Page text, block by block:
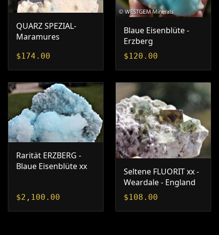
QUARZ SPEZIAL-
Maramures
$174.00
Blaue Eisenblüte -
Erzberg
$120.00
Rarität ERZBERG -
Blaue Eisenblüte xx
$2,100.00
Seltene FLUORIT xx -
Weardale - England
$108.00